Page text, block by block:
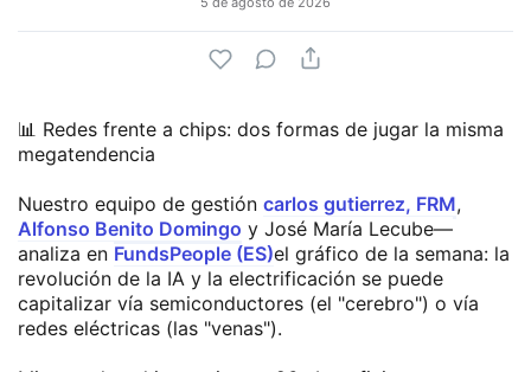
📊 Redes frente a chips: dos formas de jugar la misma
megatendencia
Nuestro equipo de gestión carlos gutierrez, FRM,
Alfonso Benito Domingo y José María Lecube—
analiza en FundsPeople (ES)el gráfico de la semana: la
revolución de la IA y la electrificación se puede
capitalizar vía semiconductores (el "cerebro") o vía
redes eléctricas (las "venas").